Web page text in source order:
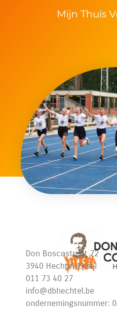
Mijn Thuis
Don Boscostraat 72
3940 Hechtel-Eksel
011 73 40 27
info@dbhechtel.be
ondernemingsnummer: